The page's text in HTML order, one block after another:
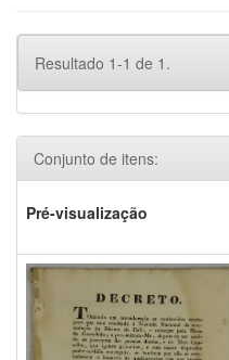
Resultado 1-1 de 1.
Conjunto de itens:
Pré-visualização